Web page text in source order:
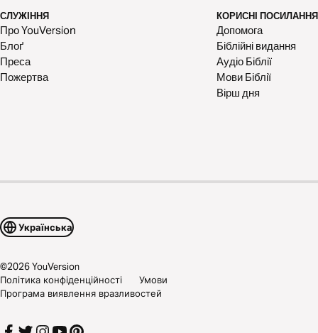
СЛУЖІННЯ
Про YouVersion
Блоґ
Преса
Пожертва
КОРИСНІ ПОСИЛАННЯ
Допомога
Біблійні видання
Аудіо Біблії
Мови Біблії
Вірш дня
Українська
©2026YouVersion
Політика конфіденційності
Умови
Програма виявлення вразливостей